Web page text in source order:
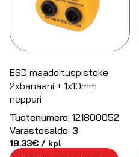
ESD maadoituspistoke
2xbanaani + 1x10mm
neppari
Tuotenumero: 121800052
Varastosaldo: 3
19.33€ / kpl